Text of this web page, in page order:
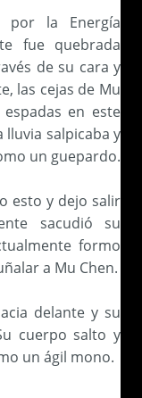
por la Energía
fue quebrada
de su cara y
las cejas de Mu
en este
salpicaba y
un guepardo.
esto y dejo salir
sacudió su
formo
a Mu Chen.
delante y su
cuerpo salto y
un ágil mono.